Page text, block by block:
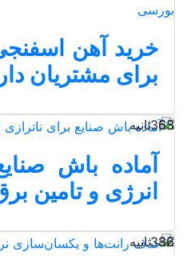
خرید آهن
برای مشتریان
55 ثانیه
363
آماده باش
انرژی و تامین
32 ثانیه
386